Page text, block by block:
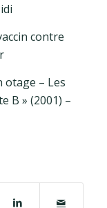
contre
otage – Les
B » (2001) –